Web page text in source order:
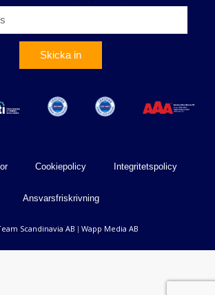
Skicka in
Cookiepolicy Integritetspolicy
Ansvarsfriskrivning
Scandinavia AB Wapp Media AB